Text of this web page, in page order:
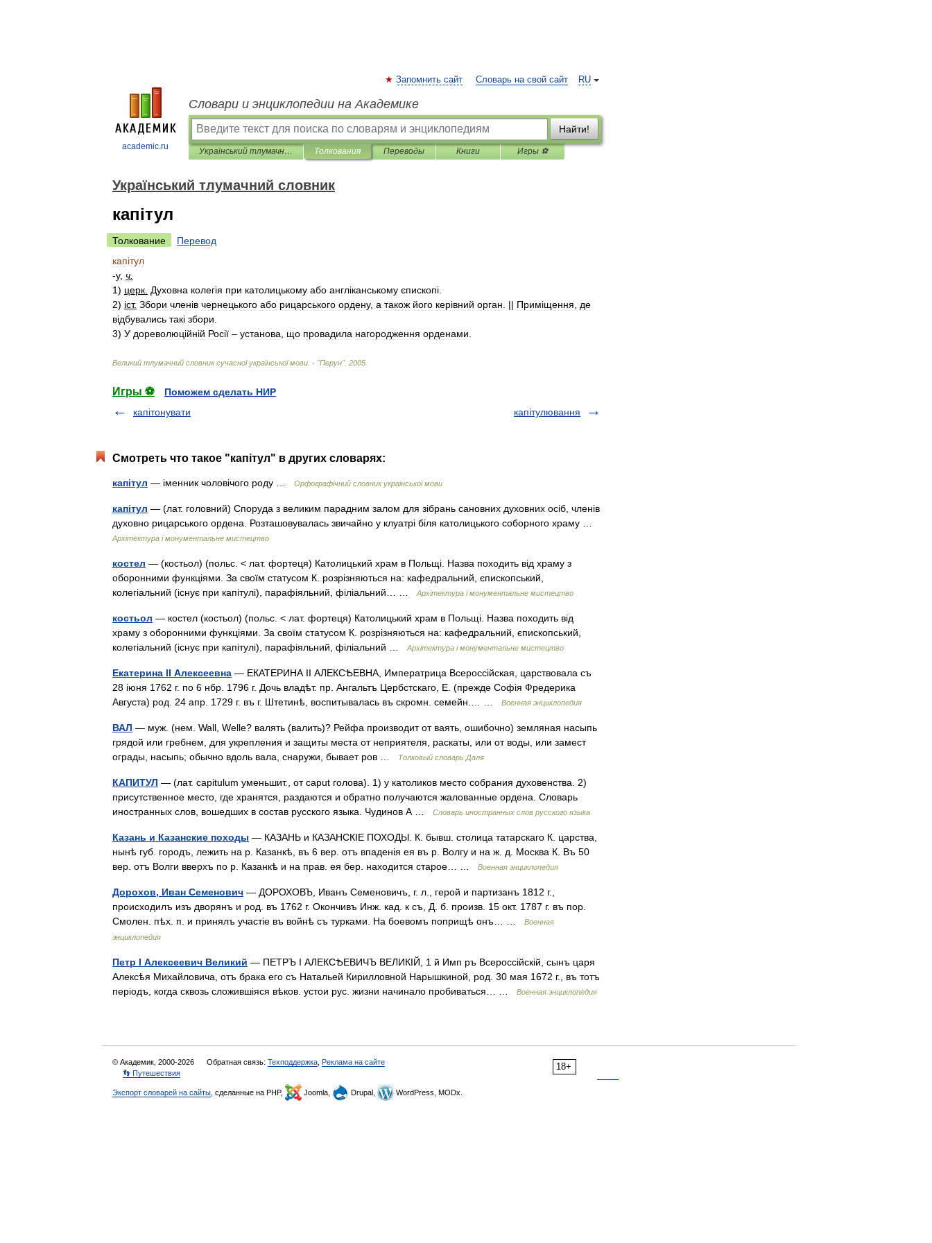
academic.ru
RU
Запомнить сайт Словарь на свой сайт
Словари и энциклопедии на Академике
Найти!
Український тлумачний словник Толкования Переводы Книги Игры ⚽
Український тлумачний словник
капітул
Толкование
Перевод
капітул
-у, ч
1) церк Духовна колегія при католицькому або англіканському єпископі.
2) іст. Збори членів чернецького або рицарського ордену, а також його керівний орган . || Приміщення
де
відбувались такі збори
3) У дореволюційній Росії – установа що провадила нагородження орденами
Великий тлумачний словник сучасної української мови . - "Перун". 2005
Игры ⚽
Поможем сделать НИР
капітонувати
капітулювання
Смотреть что такое "капітул" в других словарях:
капітул — іменник чоловічого роду … Орфографічний словник української мови
капітул — (лат. головний) Споруда з великим парадним залом для зібрань сановних духовних осіб, членів
духовно рицарського ордена. Розташовувалась звичайно у клуатрі біля католицького соборного храму …
Архітектура і монументальне мистецтво
костел — (костьол) (польс. < лат. фортеця) Католицький храм в Польщі. Назва походить від храму з
оборонними функціями. За своїм статусом К. розрізняються на: кафедральний, єпископський,
колегіальний (існує при капітулі), парафіяльний, філіальний… …
Архітектура і монументальне мистецтво
костьол — костел (костьол) (польс. < лат. фортеця) Католицький храм в Польщі. Назва походить від
храму з оборонними функціями. За своїм статусом К. розрізняються на: кафедральний, єпископський,
колегіальний (існує при капітулі), парафіяльний, філіальний …
Архітектура і монументальне мистецтво
Екатерина II Алексеевна — ЕКАТЕРИНА II АЛЕКСѢЕВНА, Императрица Всероссійская, царствовала съ
28 іюня 1762 г. по 6 нбр. 1796 г. Дочь владѣт. пр. Ангальтъ Цербстскаго, Е. (прежде Софія Фредерика
Августа) род. 24 апр. 1729 г. въ г. Штетинѣ, воспитывалась въ скромн. семейн.… …
Военная энциклопедия
ВАЛ — муж. (нем. Wall, Welle? валять (валить)? Рейфа производит от ваять, ошибочно) земляная насыпь
грядой или гребнем, для укрепления и защиты места от неприятеля, раскаты, или от воды, или замест
ограды, насыпь; обычно вдоль вала, снаружи, бывает ров …
Толковый словарь Даля
КАПИТУЛ — (лат. capitulum уменьшит., от caput голова). 1) у католиков место собрания духовенства. 2)
присутственное место, где хранятся, раздаются и обратно получаются жалованные ордена. Словарь
иностранных слов, вошедших в состав русского языка. Чудинов А …
Словарь иностранных слов русского языка
Казань и Казанские походы — КАЗАНЬ и КАЗАНСКІЕ ПОХОДЫ. К. бывш. столица татарскаго К. царства,
нынѣ губ. городъ, лежить на р. Казанкѣ, въ 6 вер. отъ впаденія ея въ р. Волгу и на ж. д. Москва К. Въ 50
вер. отъ Волги вверхъ по р. Казанкѣ и на прав. ея бер. находится старое… …
Военная энциклопедия
Дорохов, Иван Семенович — ДОРОХОВЪ, Иванъ Семеновичъ, г. л., герой и партизанъ 1812 г.,
происходилъ изъ дворянъ и род. въ 1762 г. Окончивъ Инж. кад. к съ, Д. б. произв. 15 окт. 1787 г. въ пор.
Смолен. пѣх. п. и принялъ участіе въ войнѣ съ турками. На боевомъ поприщѣ онъ… …
Военная
энциклопедия
Петр I Алексеевич Великий — ПЕТРЪ I АЛЕКСѢЕВИЧЪ ВЕЛИКІЙ, 1 й Имп ръ Всероссійскій, сынъ царя
Алексѣя Михайловича, отъ брака его съ Натальей Кирилловной Нарышкиной, род. 30 мая 1672 г., въ тотъ
періодъ, когда сквозь сложившіяся вѣков. устои рус. жизни начинало пробиваться… …
Военная энциклопедия
18+
© Академик, 2000-2026 Обратная связь: Техподдержка Реклама на сайте
👣 Путешествия
Экспорт словарей на сайты , сделанные на PHP, Joomla, Drupal, WordPress, MODx.